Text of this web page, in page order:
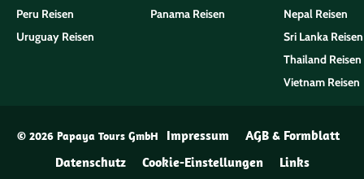
Peru Reisen
Uruguay Reisen
Panama Reisen
Nepal Reisen
Sri Lanka Reisen
Thailand Reisen
Vietnam Reisen
© 2026 Papaya Tours GmbH Impressum
AGB & Formblatt
Datenschutz
Cookie-Einstellungen Links